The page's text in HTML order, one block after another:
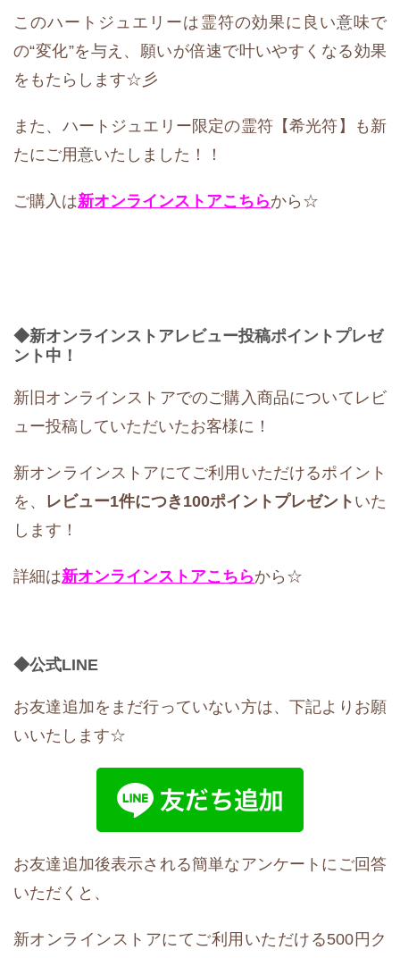
このハートジュエリーは霊符の効果に良い意味で
の“変化”を与え、願いが倍速で叶いやすくなる効果
をもたらします☆彡
また、ハートジュエリー限定の霊符【希光符】も新
たにご用意いたしました！！
ご購入は新オンラインストアこちらから☆
◆新オンラインストアレビュー投稿ポイントプレゼ
ント中！
新旧オンラインストアでのご購入商品についてレビ
ュー投稿していただいたお客様に！
新オンラインストアにてご利用いただけるポイント
を、 レビュー1件につき100ポイントプレゼント いた
します！
詳細は新オンラインストアこちらから☆
◆公式LINE
お友達追加をまだ行っていない方は、下記よりお願
いいたします☆
お友達追加後表示される簡単なアンケートにご回答
いただくと、
新オンラインストアにてご利用いただける500円ク